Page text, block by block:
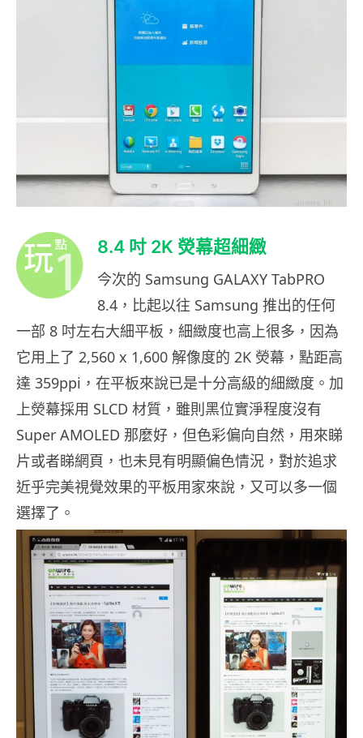
8.4 吋 2K 熒幕超細緻
今次的 Samsung GALAXY TabPRO
8.4，比起以往 Samsung 推出的任何
一部 8 吋左右大細平板，細緻度也高上很多，因為
它用上了 2,560 x 1,600 解像度的 2K 熒幕，點距高
達 359ppi，在平板來說已是十分高級的細緻度。加
上熒幕採用 SLCD 材質，雖則黑位實淨程度沒有
Super AMOLED 那麼好，但色彩偏向自然，用來睇
片或者睇網頁，也未見有明顯偏色情況，對於追求
近乎完美視覺效果的平板用家來說，又可以多一個
選擇了。